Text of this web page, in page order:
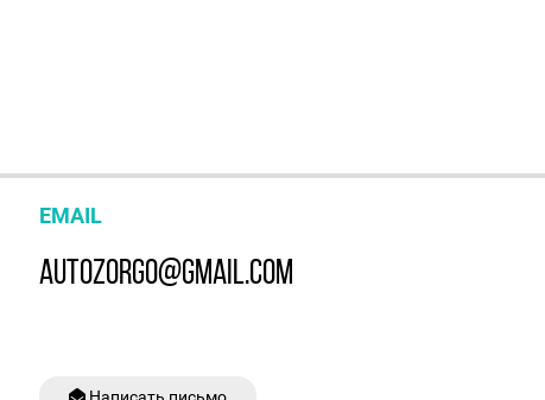
EMAIL
AUTOZORGO@GMAIL.COM